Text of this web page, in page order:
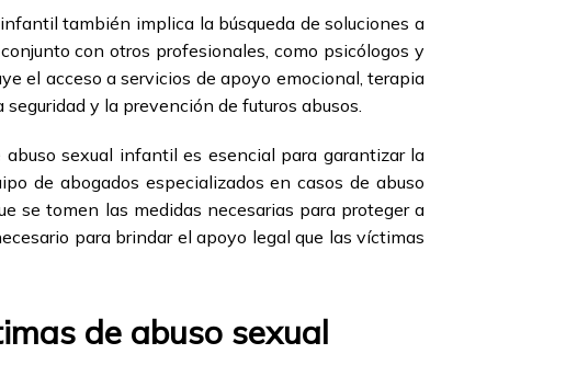
también implica la búsqueda de soluciones a
con otros profesionales, como psicólogos y
el acceso a servicios de apoyo emocional, terapia
y la prevención de futuros abusos.
sexual infantil es esencial para garantizar la
de abogados especializados en casos de abuso
se tomen las medidas necesarias para proteger a
para brindar el apoyo legal que las víctimas
de abuso sexual